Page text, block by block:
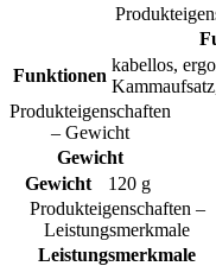
Funktionen
kabellos,
Produkteigenschaften
– Gewicht
Gewicht
Gewicht
120 g
Produkteigenschaften –
Leistungsmerkmale
Leistungsmerkmale